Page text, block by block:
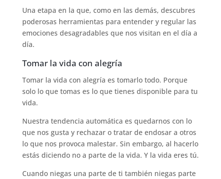
Una etapa en la que, como en las demás, descubres
poderosas herramientas para entender y regular las
emociones desagradables que nos visitan en el día a
día.
Tomar la vida con alegría
Tomar la vida con alegría es tomarlo todo. Porque
solo lo que tomas es lo que tienes disponible para tu
vida.
Nuestra tendencia automática es quedarnos con lo
que nos gusta y rechazar o tratar de endosar a otros
lo que nos provoca malestar. Sin embargo, al hacerlo
estás diciendo no a parte de la vida. Y la vida eres tú.
Cuando niegas una parte de ti también niegas parte